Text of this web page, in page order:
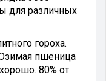
для различных
гороха.
пшеница
80% от